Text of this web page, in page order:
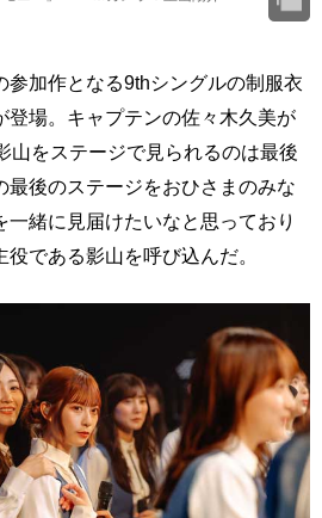
参加作となる9thシングルの制服衣
登場。キャプテンの佐々木久美が
山をステージで見られるのは最後
最後のステージをおひさまのみな
一緒に見届けたいなと思っており
である影山を呼び込んだ。